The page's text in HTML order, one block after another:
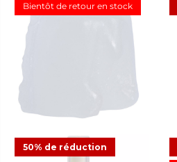
Bientôt de retour en stock
50% de réduction